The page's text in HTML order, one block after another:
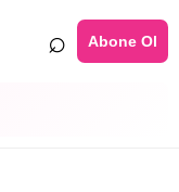
⌕ Abone Ol